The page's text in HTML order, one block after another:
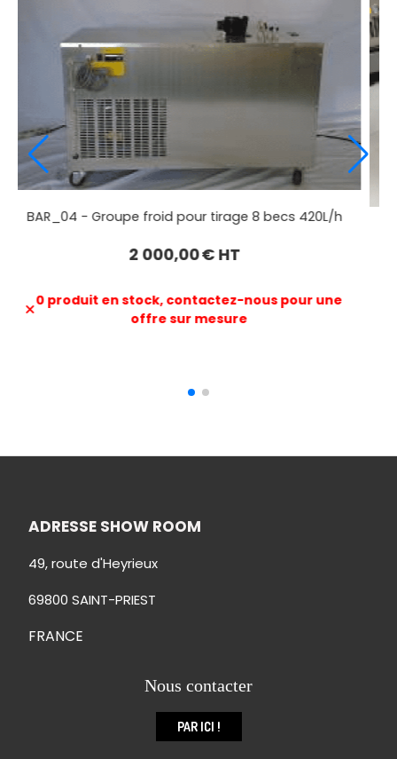
0 produit en stock, contactez-nous pour une
ADRESSE SHOW ROOM
49, route d'Heyrieux
69800 SAINT-PRIEST
FRANCE
Nous contacter
PAR ICI !